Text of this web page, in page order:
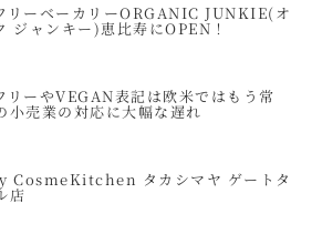
リーベーカリーORGANIC JUNKIE(オ
ジャンキー)恵比寿にOPEN！
リーやVEGAN表記は欧米ではもう常
小売業の対応に大幅な遅れ
CosmeKitchen タカシマヤ ゲートタ
店